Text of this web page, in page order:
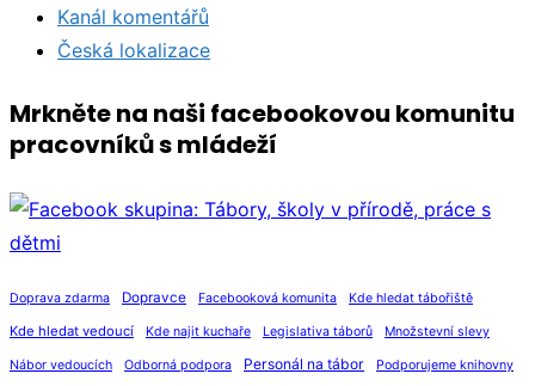
Kanál komentářů
Česká lokalizace
Mrkněte na naši facebookovou komunitu
pracovníků s mládeží
Doprava zdarma Dopravce Facebooková komunita Kde hledat tábořiště
Kde hledat vedoucí Kde najit kuchaře Legislativa táborů Množstevní slevy
Nábor vedoucích Odborná podpora Personál na tábor Podporujeme knihovny